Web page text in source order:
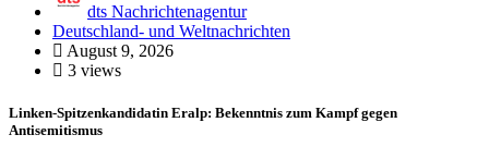
dts Nachrichtenagentur
Deutschland- und Weltnachrichten
August 9, 2026
3 views
Linken-Spitzenkandidatin Eralp: Bekenntnis zum Kampf gegen
Antisemitismus